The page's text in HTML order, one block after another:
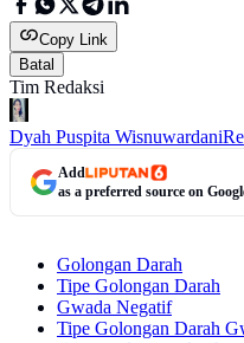
Copy Link
Batal
Tim Redaksi
Dyah Puspita Wisnuwardani
Add
as a preferred source on
Golongan Darah
Tipe Golongan Darah
Gwada Negatif
Tipe Golongan Darah